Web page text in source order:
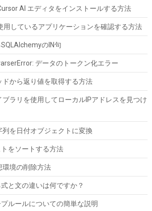
Cleaner 6枚付属) - 究極性能サーマルペ
機・グラフィックカード・ノートPC・プロ
率、長期耐久、非導電性、非容量性
GBP 10.00 (2026-08-06 04:03 GMT +09:00 時点 -詳細は
AI エディタをインストールする方法
用しているアプリケーションを確認する方法
のIN句
データのトークン化エラー
から返り値を取得する方法
ラリを使用してローカルIPアドレスを見つけ
を日付オブジェクトに変換
をソートする方法
環境の削除方法
と文の違いは何ですか？
ルールについての簡単な説明